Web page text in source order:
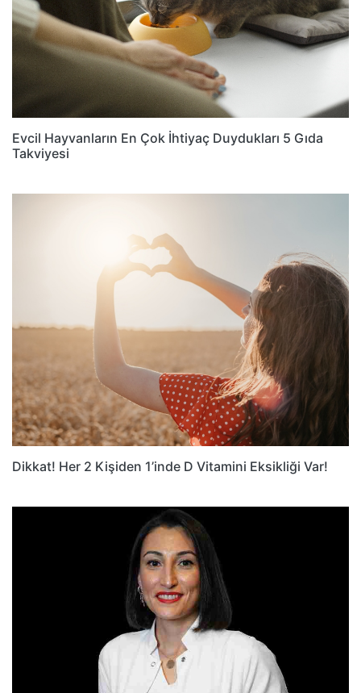
Evcil Hayvanların En Çok İhtiyaç Duydukları 5 Gıda
Takviyesi
Dikkat! Her 2 Kişiden 1’inde D Vitamini Eksikliği Var!